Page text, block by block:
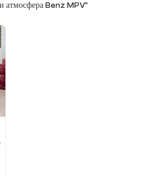
атмосфера Benz MPV"